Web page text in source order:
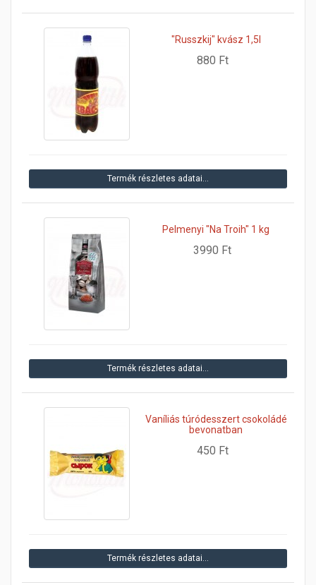
"Russzkij" kvász 1,5l
880 Ft
Termék részletes adatai…
Pelmenyi "Na Troih" 1 kg
3990 Ft
Termék részletes adatai…
Vaníliás túródesszert csokoládé
bevonatban
450 Ft
Termék részletes adatai…